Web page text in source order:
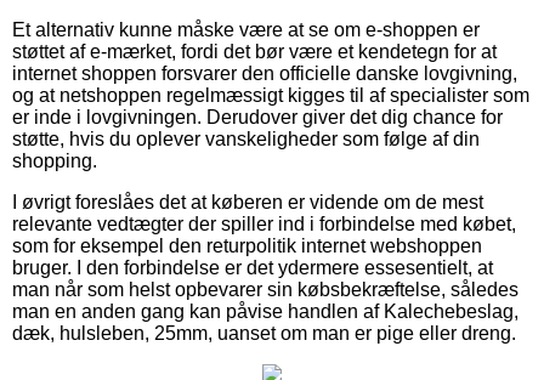
Et alternativ kunne måske være at se om e-shoppen er
støttet af e-mærket, fordi det bør være et kendetegn for at
internet shoppen forsvarer den officielle danske lovgivning,
og at netshoppen regelmæssigt kigges til af specialister som
er inde i lovgivningen. Derudover giver det dig chance for
støtte, hvis du oplever vanskeligheder som følge af din
shopping.
I øvrigt foreslåes det at køberen er vidende om de mest
relevante vedtægter der spiller ind i forbindelse med købet,
som for eksempel den returpolitik internet webshoppen
bruger. I den forbindelse er det ydermere essesentielt, at
man når som helst opbevarer sin købsbekræftelse, således
man en anden gang kan påvise handlen af Kalechebeslag,
dæk, hulsleben, 25mm, uanset om man er pige eller dreng.